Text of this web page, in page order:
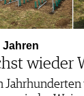
Jahren
wieder